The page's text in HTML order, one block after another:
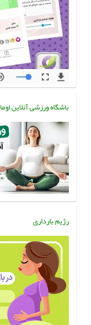
باشگاه ورزشی آنلاین اوما
رژیم بارداری